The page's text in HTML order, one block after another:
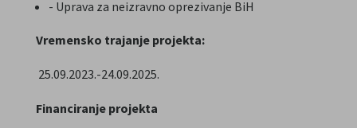
- Uprava za neizravno oprezivanje BiH
Vremensko trajanje projekta:
25.09.2023.-24.09.2025.
Financiranje projekta